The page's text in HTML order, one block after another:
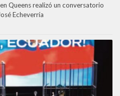
Queens realizó un conversatorio
Echeverría